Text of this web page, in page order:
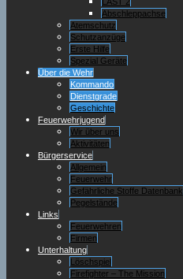
Abschleppachse
Atemschutz
Schutzanzüge
Erste Hilfe
Spezial Geräte
Über die Wehr
Kommando
Dienstgrade
Geschichte
Feuerwehrjugend
Wir über uns
Aktivitäten
Bürgerservice
Allgemein
Feuerwehr
Gefährliche Stoffe Datenbank
Pegelstände
Links
Feuerwehren
Firmen
Unterhaltung
Löschspiel
Firefighter – The Mission